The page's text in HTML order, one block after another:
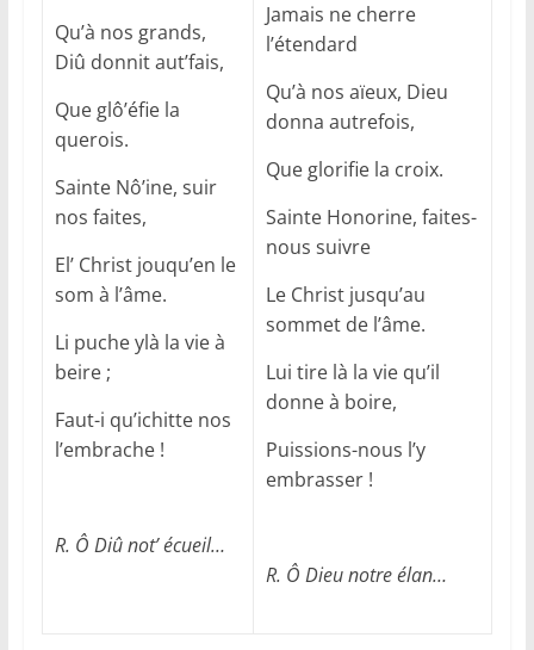
Qu’à nos grands,
Diû donnit aut’fais,
Que glô’éfie la
querois.
Sainte Nô’ine, suir
nos faites,
El’ Christ jouqu’en le
som à l’âme.
Li puche ylà la vie à
beire ;
Faut-i qu’ichitte nos
l’embrache !
R. Ô Diû not’ écueil…
Jamais ne cherre
l’étendard
Qu’à nos aïeux, Dieu
donna autrefois,
Que glorifie la croix.
Sainte Honorine, faites-
nous suivre
Le Christ jusqu’au
sommet de l’âme.
Lui tire là la vie qu’il
donne à boire,
Puissions-nous l’y
embrasser !
R. Ô Dieu notre élan…